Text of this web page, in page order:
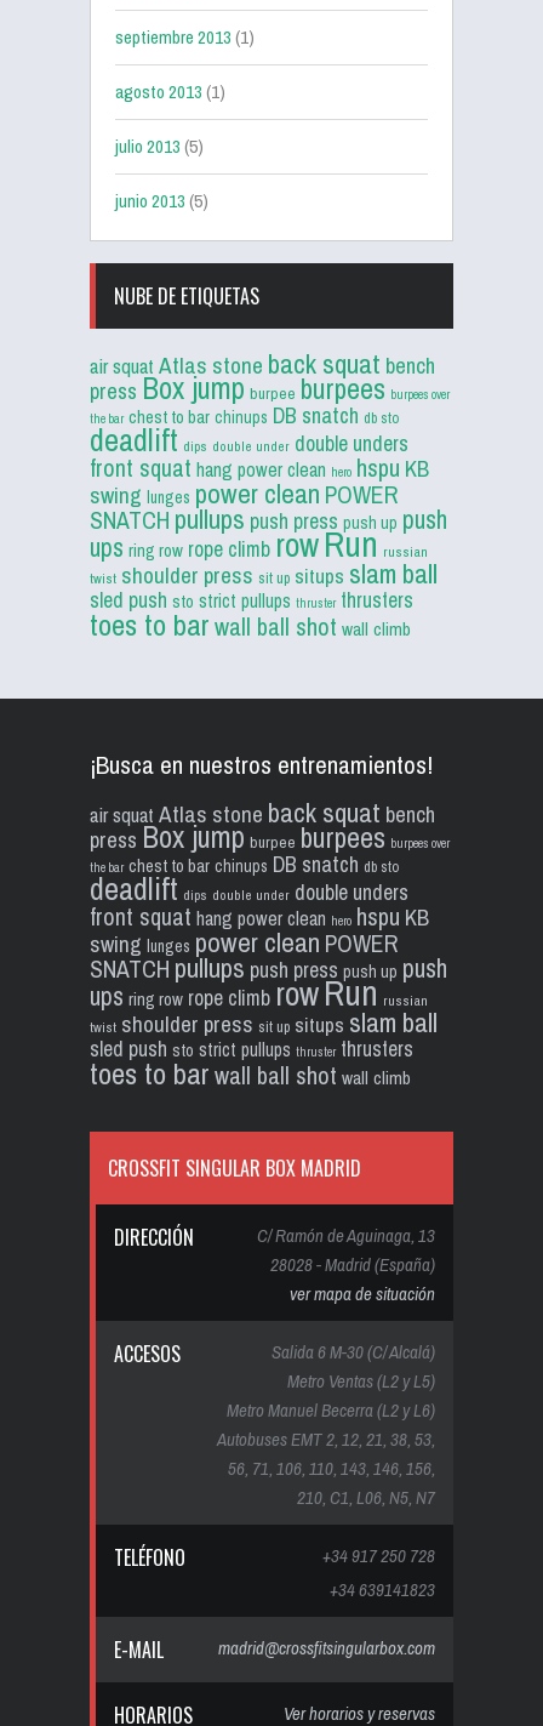
septiembre 2013(1)
agosto 2013(1)
julio 2013(5)
junio 2013(5)
NUBE DE ETIQUETAS
air squat Atlas stone back squat bench
press Box jump burpee burpees burpees over
the bar chest to bar chinups DB snatch db sto
deadlift dips double under double unders
front squat hang power clean hero hspu KB
swing lunges power clean POWER
SNATCH pullups push press push up push
ups ring row rope climb rowRun russian
twist shoulder press sit up situps slam ball
sled push sto strict pullups thruster thrusters
toes to barwall ball shot wall climb
¡Busca en nuestros entrenamientos!
air squat Atlas stone back squat bench
press Box jump burpee burpees burpees over
the bar chest to bar chinups DB snatch db sto
deadlift dips double under double unders
front squat hang power clean hero hspu KB
swing lunges power clean POWER
SNATCH pullups push press push up push
ups ring row rope climb rowRun russian
twist shoulder press sit up situps slam ball
sled push sto strict pullups thruster thrusters
toes to barwall ball shot wall climb
CROSSFIT SINGULAR BOX MADRID
DIRECCIÓN
C/ Ramón de Aguinaga, 13
28028 - Madrid (España)
ver mapa de situación
ACCESOS
Salida 6 M-30 (C/ Alcalá)
Metro Ventas (L2 y L5)
Metro Manuel Becerra (L2 y L6)
Autobuses EMT 2, 12, 21, 38, 53,
56, 71, 106, 110, 143, 146, 156,
210, C1, L06, N5, N7
TELÉFONO
+34 917 250 728
+34 639141823
E-MAIL madrid@crossfitsingularbox.com
HORARIOS Ver horarios y reservas